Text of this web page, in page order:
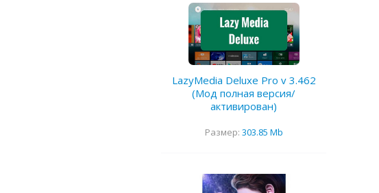
LazyMedia Deluxe Pro v 3.462
(Мод полная версия/
активирован)
Размер: 303.85 Mb